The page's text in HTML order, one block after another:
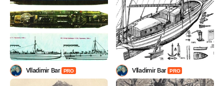
Vlladimir Bar PRO Vlladimir Bar PRO